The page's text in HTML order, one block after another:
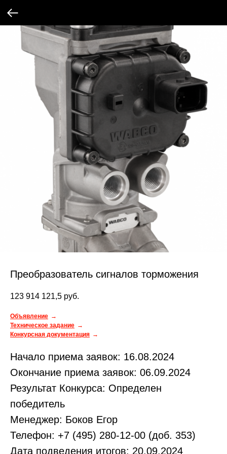
Преобразователь сигналов торможения
123 914 121,5 руб.
Объявление
Техническое задание
Конкурсная документация
Начало приема заявок: 16.08.2024
Окончание приема заявок: 06.09.2024
Результат Конкурса: Определен
победитель
Менеджер: Боков Егор
Телефон: +7 (495) 280-12-00 (доб. 353)
Дата подведения итогов: 20.09.2024